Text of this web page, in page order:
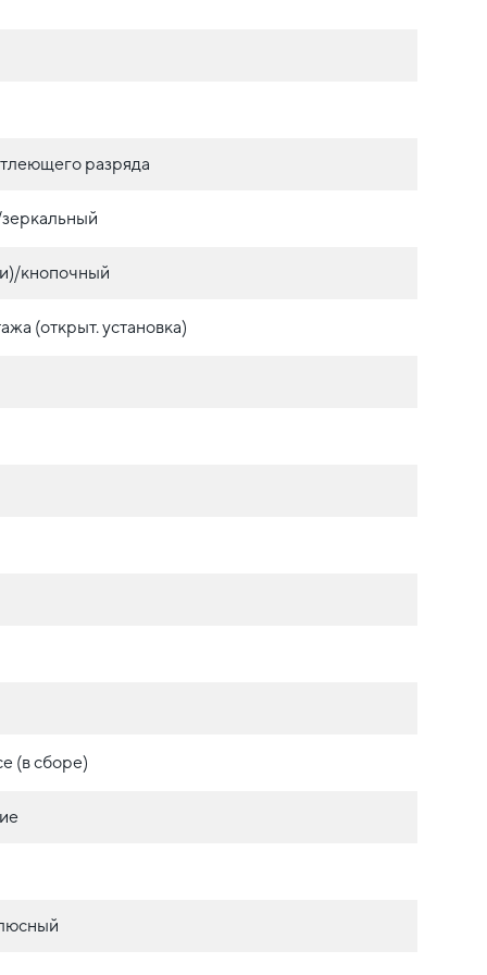
разряда
кнопочный
(открыт. установка)
(в сборе)